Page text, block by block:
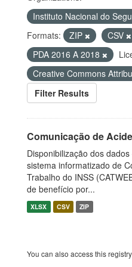
Instituto Nacional do
Formats:
ZIP CSV
PDA 2016 A 2018
Creative Commons
Filter Results
Comunicação de
Disponibilização dos
sistema informatizado de
Trabalho do INSS
de benefício por...
XLSX CSV ZIP
You can also access this